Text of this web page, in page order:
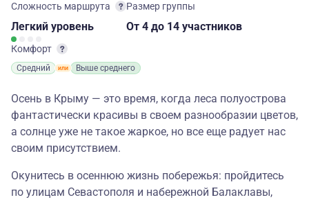
Сложность маршрута
Легкий уровень
Комфорт
Средний Выше среднего
Размер группы
От 4 до 14 участников
Осень в Крыму — это время, когда леса полуострова
фантастически красивы в своем разнообразии цветов,
а солнце уже не такое жаркое, но все еще радует нас
своим присутствием.
Окунитесь в осеннюю жизнь побережья: пройдитесь
по улицам Севастополя и набережной Балаклавы,